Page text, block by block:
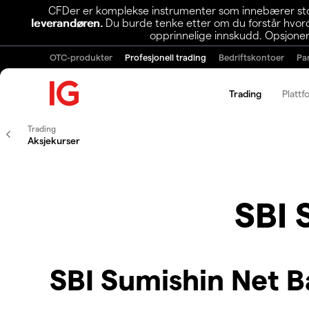
CFDer er komplekse instrumenter som innebærer
leverandøren.Du burde tenke etter om du forstår
opprinnelige innskudd.
OTC-produkter Profesjonell trading Bedriftskontoer
Trading
Trading
Aksjekurser
SBI
SBI Sumishin Net